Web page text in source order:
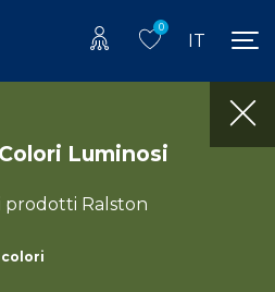
0
IT
Luminosi
prodotti Ralston